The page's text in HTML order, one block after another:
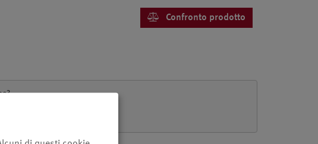
Confronto prodotto
?